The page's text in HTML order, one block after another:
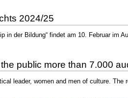
2024/25
in der Bildung“ findet am 10. Februar im
public more than 7.000
leader, women and men of culture.